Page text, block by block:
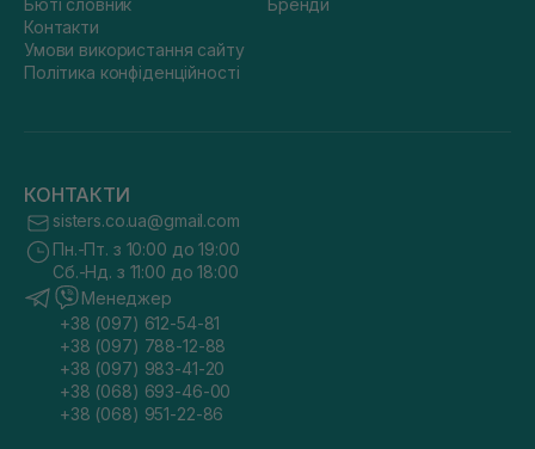
Бюті словник
Контакти
Умови використання сайту
Політика конфіденційності
Бренди
КОНТАКТИ
sisters.co.ua@gmail.com
Пн.-Пт. з 10:00 до 19:00
Сб.-Нд. з 11:00 до 18:00
Менеджер
+38 (097) 612-54-81
+38 (097) 788-12-88
+38 (097) 983-41-20
+38 (068) 693-46-00
+38 (068) 951-22-86